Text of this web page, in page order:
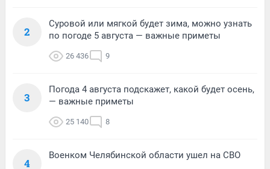
2
Суровой или мягкой будет зима, можно узнать
по погоде 5 августа — важные приметы
26 436 9
3
Погода 4 августа подскажет, какой будет осень,
— важные приметы
25 140 8
4
Военком Челябинской области ушел на СВО